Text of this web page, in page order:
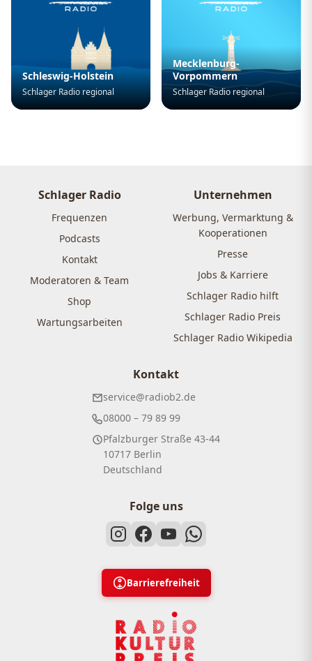
Schleswig-Holstein
Schlager Radio regional
Mecklenburg-
Vorpommern
Schlager Radio regional
Schlager Radio
Frequenzen
Podcasts
Kontakt
Moderatoren & Team
Shop
Wartungsarbeiten
Unternehmen
Werbung, Vermarktung &
Kooperationen
Presse
Jobs & Karriere
Schlager Radio hilft
Schlager Radio Preis
Schlager Radio Wikipedia
Kontakt
service@radiob2.de
08000 – 79 89 99
Pfalzburger Straße 43-44
10717 Berlin
Deutschland
Folge uns
Barrierefreiheit